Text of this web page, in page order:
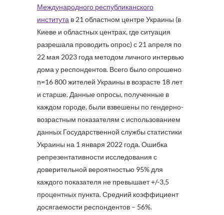
Международного республиканского
института в 21 областном центре Украины (в
Киеве и областных центрах, где ситуация
разрешала проводить опрос) с 21 апреля по
22 мая 2023 года методом личного интервью
дома у респондентов. Всего было опрошено
n=16 800 жителей Украины в возрасте 18 лет
и старше. Данные опросы, полученные в
каждом городе, были взвешены по гендерно-
возрастным показателям с использованием
данных Государственной службы статистики
Украины на 1 января 2022 года. Ошибка
репрезентативности исследования с
доверительной вероятностью 95% для
каждого показателя не превышает +/-3,5
процентных пункта. Средний коэффициент
досягаемости респондентов – 56%.